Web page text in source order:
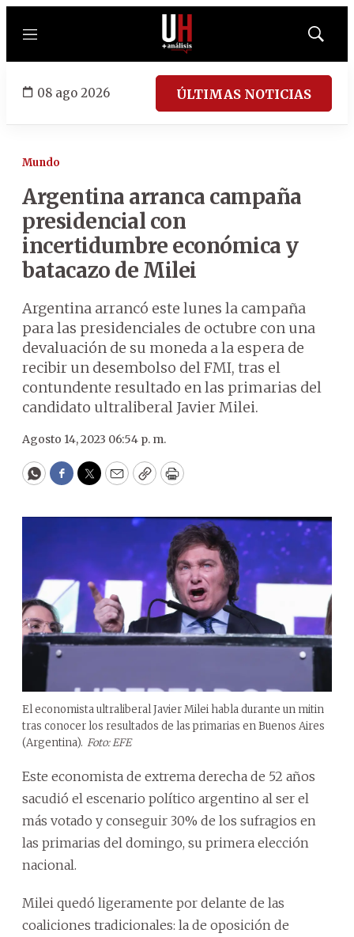
Menú
Mostrar
08 ago 2026 ÚLTIMAS NOTICIAS
Mundo
Argentina arranca campaña
presidencial con
incertidumbre económica y
batacazo de Milei
Argentina arrancó este lunes la campaña
para las presidenciales de octubre con una
devaluación de su moneda a la espera de
recibir un desembolso del FMI, tras el
contundente resultado en las primarias del
candidato ultraliberal Javier Milei.
Agosto 14, 2023 06:54 p. m.
WhatsApp
Facebook
Twitter
EmailCopyPrint
El economista ultraliberal Javier Milei habla durante un mitin
tras conocer los resultados de las primarias en Buenos Aires
(Argentina). Foto: EFE
Este economista de extrema derecha de 52 años
sacudió el escenario político argentino al ser el
más votado y conseguir 30% de los sufragios en
las primarias del domingo, su primera elección
nacional.
Milei quedó ligeramente por delante de las
coaliciones tradicionales: la de oposición de